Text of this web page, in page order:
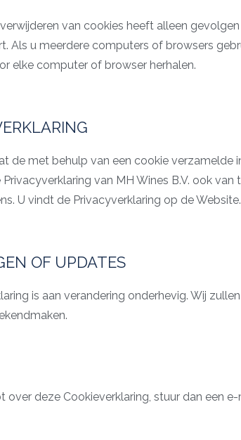
van cookies heeft alleen
Als u meerdere computers of browsers
elke computer of browser herhalen.
de met behulp van een cookie
Privacyverklaring van MH Wines B.V. ook van
U vindt de Privacyverklaring op de Website.
OF UPDATES
is aan verandering onderhevig. Wij
over deze Cookieverklaring, stuur dan een